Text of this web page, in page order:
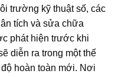
trường kỹ thuật số, các
tích và sửa chữa
phát hiện trước khi
diễn ra trong một thế
hoàn toàn mới. Nơi